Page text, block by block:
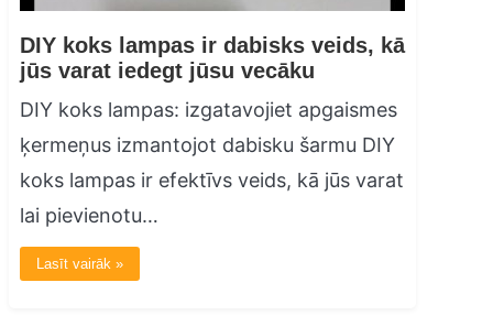
DIY koks lampas ir dabisks veids, kā
jūs varat iedegt jūsu vecāku
DIY koks lampas: izgatavojiet apgaismes
ķermeņus izmantojot dabisku šarmu DIY
koks lampas ir efektīvs veids, kā jūs varat
lai pievienotu…
Lasīt vairāk »